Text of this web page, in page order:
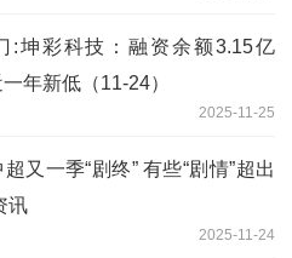
:坤彩科技：融资余额3.15亿
年新低（11-24）
2025-11-25
又一季“剧终” 有些“剧情”超出
讯
2025-11-24